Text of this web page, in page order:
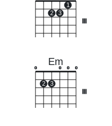
2 3
1
Em
o
2 3
o o o